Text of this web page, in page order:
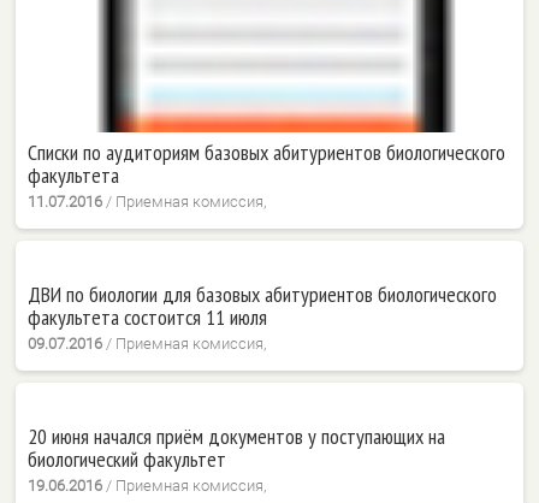
Списки по аудиториям базовых абитуриентов биологического
факультета
11.07.2016 / Приемная комиссия,
ДВИ по биологии для базовых абитуриентов биологического
факультета состоится 11 июля
09.07.2016 / Приемная комиссия,
20 июня начался приём документов у поступающих на
биологический факультет
19.06.2016 / Приемная комиссия,